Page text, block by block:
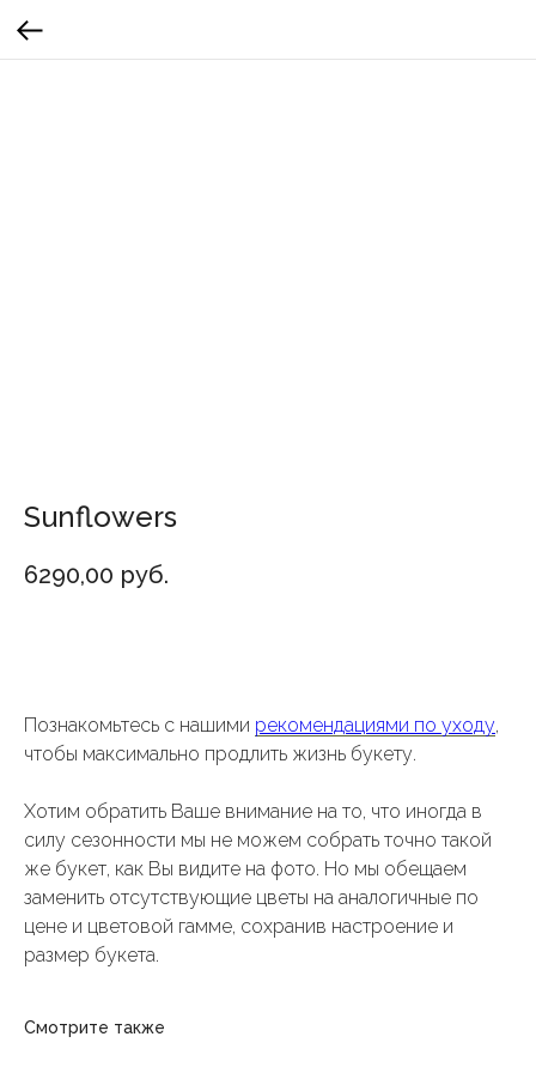
Sunflowers
6290,00 руб.
Познакомьтесь с нашими рекомендациями по уходу,
чтобы максимально продлить жизнь букету.
Хотим обратить Ваше внимание на то, что иногда в
силу сезонности мы не можем собрать точно такой
же букет, как Вы видите на фото. Но мы обещаем
заменить отсутствующие цветы на аналогичные по
цене и цветовой гамме, сохранив настроение и
размер букета.
Смотрите также